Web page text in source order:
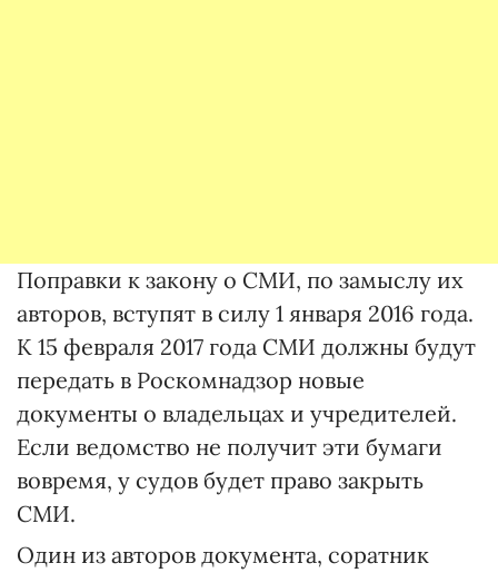
Поправки к закону о СМИ, по замыслу их
авторов, вступят в силу 1 января 2016 года.
К 15 февраля 2017 года СМИ должны будут
передать в Роскомнадзор новые
документы о владельцах и учредителей.
Если ведомство не получит эти бумаги
вовремя, у судов будет право закрыть
СМИ.
Один из авторов документа, соратник